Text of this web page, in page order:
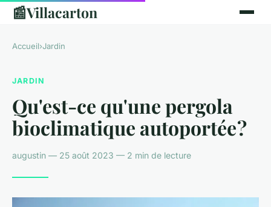
📰Villacarton
Accueil›Jardin
JARDIN
Qu'est-ce qu'une pergola
bioclimatique autoportée ?
augustin — 25 août 2023 — 2 min de lecture